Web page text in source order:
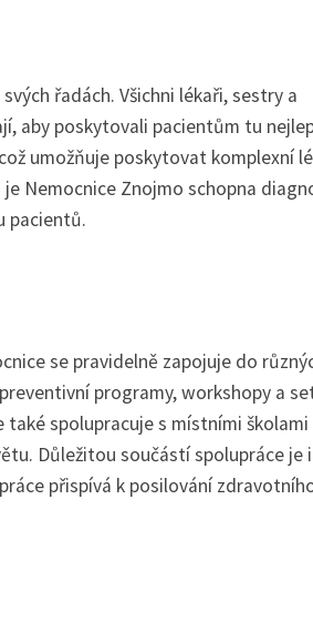
řadách. Všichni lékaři, sestry a
aby poskytovali pacientům tu
umožňuje poskytovat komplexní
Nemocnice Znojmo schopna
pacientů.
se pravidelně zapojuje do
programy, workshopy a
spolupracuje s místními školami
Důležitou součástí spolupráce je
přispívá k posilování